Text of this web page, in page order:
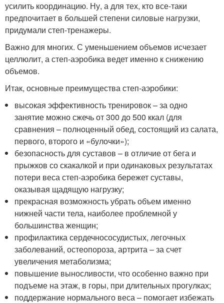
усилить координацию. Ну, а для тех, кто все-таки
предпочитает в большей степени силовые нагрузки,
придумали степ-тренажеры.
Важно для многих. С уменьшением объемов исчезает
целлюлит, а степ-аэробика ведет именно к снижению
объемов.
Итак, основные преимущества степ-аэробики:
высокая эффективность тренировок – за одно
занятие можно сжечь от 300 до 500 ккал (для
сравнения – полноценный обед, состоящий из салата,
первого, второго и «булочки»);
безопасность для суставов – в отличие от бега и
прыжков со скакалкой и при одинаковых результатах
потери веса степ-аэробика бережет суставы,
оказывая щадящую нагрузку;
прекрасная возможность убрать объем именно
нижней части тела, наиболее проблемной у
большинства женщин;
профилактика сердечнососудистых, легочных
заболеваний, остеопороза, артрита – за счет
увеличения метаболизма;
повышение выносливости, что особенно важно при
подъеме на этаж, в горы, при длительных прогулках;
поддержание нормального веса – помогает избежать